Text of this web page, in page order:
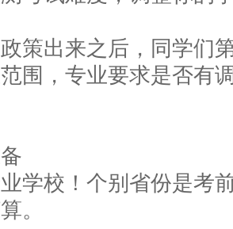
策出来之后，同学们
围，专业要求是否有
学校！个别省份是考
。